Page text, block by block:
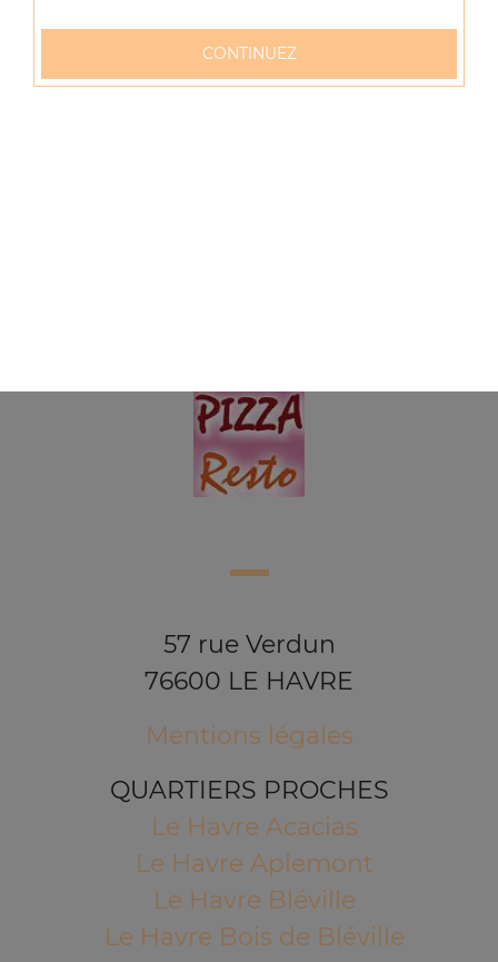
Sauce tomate, crème fraîche, mozzarella, poulet +
57 rue Verdun
76600 LE HAVRE
Mentions légales
QUARTIERS PROCHES
Le Havre Acacias
Le Havre Aplemont
Le Havre Bléville
Le Havre Bois de Bléville
CONTINUEZ